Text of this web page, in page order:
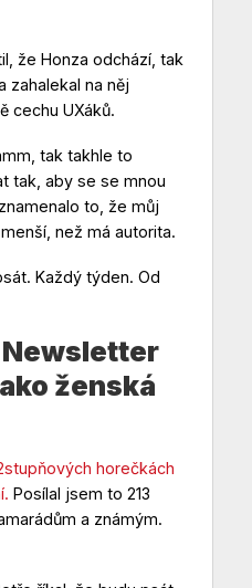
že Honza odchází, tak
zahalekal na něj
cechu UXáků.
tak takhle to
tak, aby se se mnou
to, že můj
než má autorita.
Každý týden. Od
Newsletter
ženská
horečkách
Posílal jsem to 213
a známým.